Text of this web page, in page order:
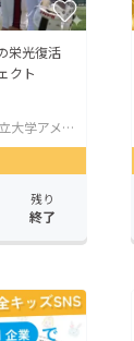
栄光復活
クト
学アメリ...
残り
終了